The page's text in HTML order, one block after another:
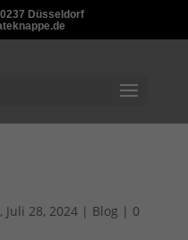
Düsseldorf
Juli 28, 2024| Blog | 0